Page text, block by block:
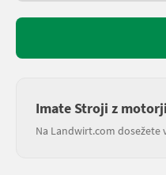
Imate Stroji z
Na Landwirt.com